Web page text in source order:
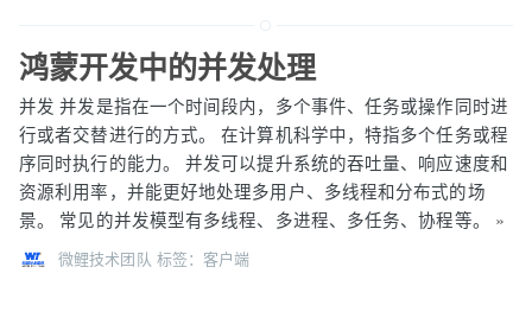
鸿蒙开发中的并发处理
并发 并发是指在一个时间段内，多个事件、任务或操作同时进
行或者交替进行的方式。 在计算机科学中，特指多个任务或程
序同时执行的能力。 并发可以提升系统的吞吐量、响应速度和
资源利用率，并能更好地处理多用户、多线程和分布式的场
景。 常见的并发模型有多线程、多进程、多任务、协程等。 »
微鲤技术团队 标签： 客户端